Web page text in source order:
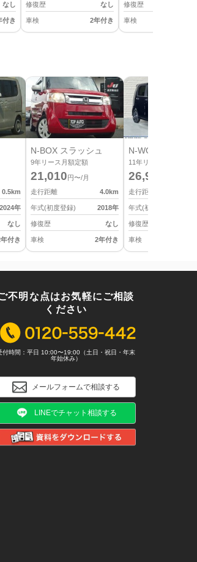
なし
付き
修復歴 なし
車検 2年付き
修復歴
車検
0.5km
2024年
なし
付き
N-BOX スラッシュ
9年リース月額定額
21,010 円〜/月
走行距離
4.0km
年式(初度登録) 2018年
修復歴 なし
車検 2年付き
N-WGN カスタム
11年リース月額定額
26,950
走行距離
年式(初度登録)
修復歴
車検
不明な点はお気軽にご相談
ください
付時間：平日 10:00〜19:00（土日・祝日・年末
年始休み）
メールフォームで相談する
LINEでチャット相談する